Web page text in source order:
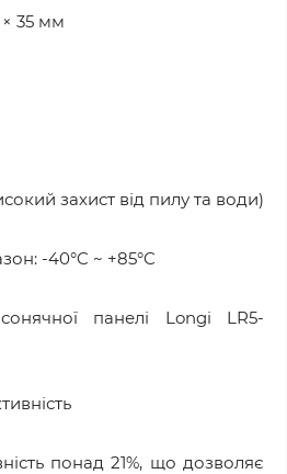
× 35 мм
захист від пилу та води)
-40°C ~ +85°C
панелі Longi LR5-
понад 21%, що дозволяє